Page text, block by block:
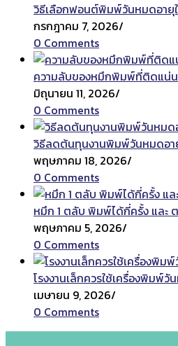
วิธีเลือกฟอนต์พิมพ์วันหมดอายุ
กรกฎาคม 7, 2026/
0 Comments
ความลับของหมึกพิมพ์ที่ติดแน่น
มิถุนายน 11, 2026/
0 Comments
วิธีลดต้นทุนงานพิมพ์วันหมดอายุ
พฤษภาคม 18, 2026/
0 Comments
หมึก 1 ตลับ พิมพ์ได้กี่ครั้ง และ
พฤษภาคม 5, 2026/
0 Comments
โรงงานเล็กควรใช้เครื่องพิมพ์
เมษายน 9, 2026/
0 Comments